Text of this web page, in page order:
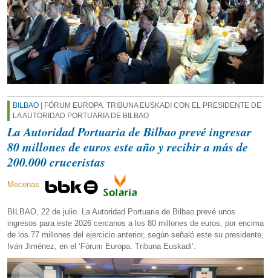
BILBAO | FÓRUM EUROPA. TRIBUNA EUSKADI CON EL PRESIDENTE DE
LA AUTORIDAD PORTUARIA DE BILBAO
La Autoridad Portuaria de Bilbao prevé ingresar
80 millones de euros este año y recibir a más de
200.000 cruceristas
Mecenas
BILBAO, 22 de julio. La Autoridad Portuaria de Bilbao prevé unos
ingresos para este 2026 cercanos a los 80 millones de euros, por encima
de los 77 millones del ejercicio anterior, según señaló este su presidente,
Iván Jiménez, en el ‘Fórum Europa. Tribuna Euskadi’.